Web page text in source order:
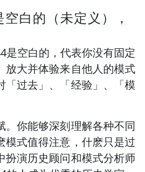
白的（未定义），
是空白的，代表你没有固定
放大并体验来自他人的模式
「过去」、「经验」、「模
。你能够深刻理解各种不同
模式值得注意，什麽只是过
扮演历史顾问和模式分析师